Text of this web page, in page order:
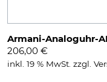
Armani-Analoguhr-
206,00 €
inkl. 19 % MwSt. zzgl.